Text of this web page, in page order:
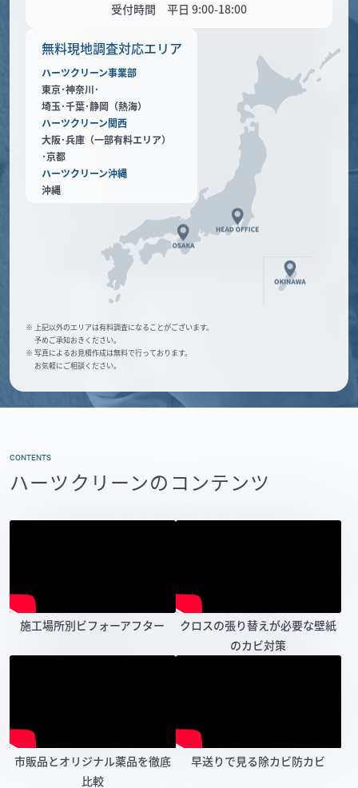
無料現地調査対応エリア
ハーツクリーン事業部
東京･神奈川･
埼玉･千葉･静岡（熱海）
ハーツクリーン関西
大阪･兵庫（一部有料エリア）
･京都
ハーツクリーン沖縄
沖縄
※ 上記以外のエリアは有料調査になることがございます。
予めご承知おきください。
※ 写真によるお見積作成は無料で行っております。
お気軽にご相談ください。
受付時間 平日 9:00-18:00
CONTENTS
ハーツクリーンのコンテンツ
施工場所別ビフォーアフター
クロスの張り替えが必要な壁紙
のカビ対策
市販品とオリジナル薬品を徹底
比較
早送りで見る除カビ防カビ